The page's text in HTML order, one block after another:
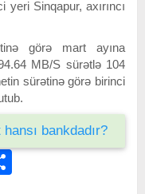
Sinqapur, axırıncı
görə mart ayına
MB/S sürətlə 104
sürətinə görə birinci
bankdadır?